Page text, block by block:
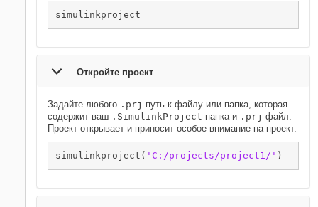
simulinkproject
Откройте проект
Задайте любого .prj путь к файлу или папка, которая
содержит ваш .SimulinkProject папка и .prj файл.
Проект открывает и приносит особое внимание на проект.
simulinkproject( 'C:/projects/project1/' )